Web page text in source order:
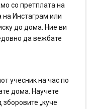
со претплата на
на Инстаграм или
до дома. Ние ви
да вежбате
учесник на час по
дома. Научете
„куче